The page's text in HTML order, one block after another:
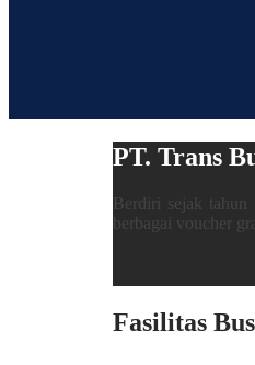
PT. Trans
Berdiri sejak
berbagai voucher
Fasilitas